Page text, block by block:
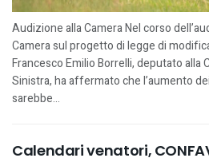
Audizione alla Camera Nel corso
Camera sul progetto di legge di
Francesco Emilio Borrelli, deputato alla
Sinistra, ha affermato che l’aumento
sarebbe...
Calendari venatori,